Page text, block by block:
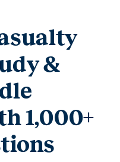
&
1,000+